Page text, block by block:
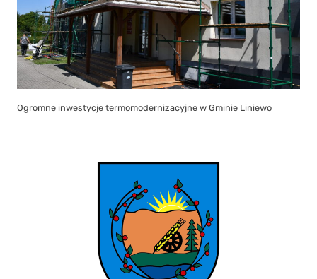
Ogromne inwestycje termomodernizacyjne w Gminie Liniewo